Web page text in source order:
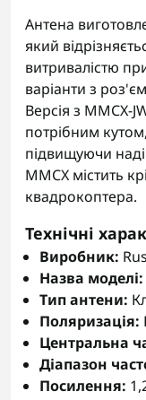
Антена
який
витривалістю
варіанти з
Версія з MMCX-
потрібним
підвищуючи
MMCX містить
квадрокоптера.
Технічні
Виробник:
Назва моделі:
Тип антени:
Поляризація:
Центральна
Діапазон
Посилення: